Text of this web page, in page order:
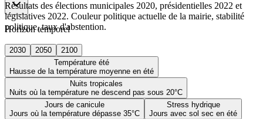
Horizon temporel
2030 2050
2100
Température été
Hausse de la température moyenne en été
Nuits tropicales
Nuits où la température ne descend pas sous 20°C
Jours de canicule
Jours où la température dépasse 35°C
Stress hydrique
Jours avec sol sec en été
Résultats des élections municipales 2020, présidentielles 2022 et
législatives 2022. Couleur politique actuelle de la mairie, stabilité
politique, taux d'abstention.